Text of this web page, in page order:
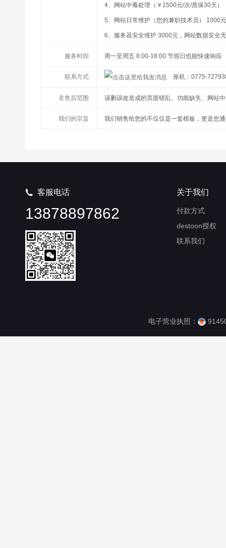
4、网站中毒处理（￥1500元/次/质保30天）
5、网站日常维护（您的兼职技术员） 1000
6、服务器安全维护 3000元，网站数据安全
服务时间 周一至周五 8:00-18:00 节假日也能快速响应
联系方式 座机：0775-
非售后范围 误删误改造成的页面错乱、功能缺失、网站
我们的宗旨 我们销售给您的不仅仅是一套模板，更是您
 客服电话
13878897862
关于我们
付款方式
destoon授权
联系我们
电子营业执照：